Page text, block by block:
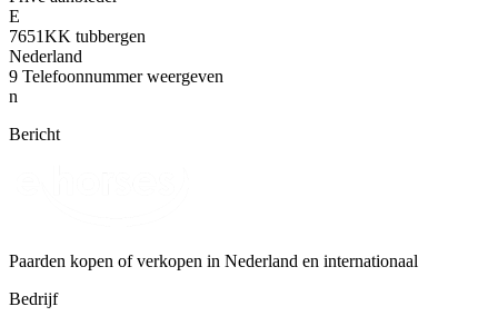
E
7651KK tubbergen
Nederland
9 Telefoonnummer weergeven
n
Bericht
Paarden kopen of verkopen in Nederland en internationaal
Bedrijf